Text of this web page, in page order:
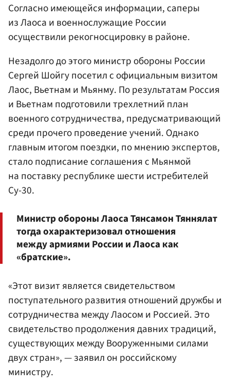
Согласно имеющейся информации, саперы
из Лаоса и военнослужащие России
осуществили рекогносцировку в районе.
Незадолго до этого министр обороны России
Сергей Шойгу посетил с официальным визитом
Лаос, Вьетнам и Мьянму. По результатам Россия
и Вьетнам подготовили трехлетний план
военного сотрудничества, предусматривающий
среди прочего проведение учений. Однако
главным итогом поездки, по мнению экспертов,
стало подписание соглашения с Мьянмой
на поставку республике шести истребителей
Су-30.
Министр обороны Лаоса Тянсамон Тяннялат
тогда охарактеризовал отношения
между армиями России и Лаоса как
«братские».
«Этот визит является свидетельством
поступательного развития отношений дружбы и
сотрудничества между Лаосом и Россией. Это
свидетельство продолжения давних традиций,
существующих между Вооруженными силами
двух стран», — заявил он российскому
министру.